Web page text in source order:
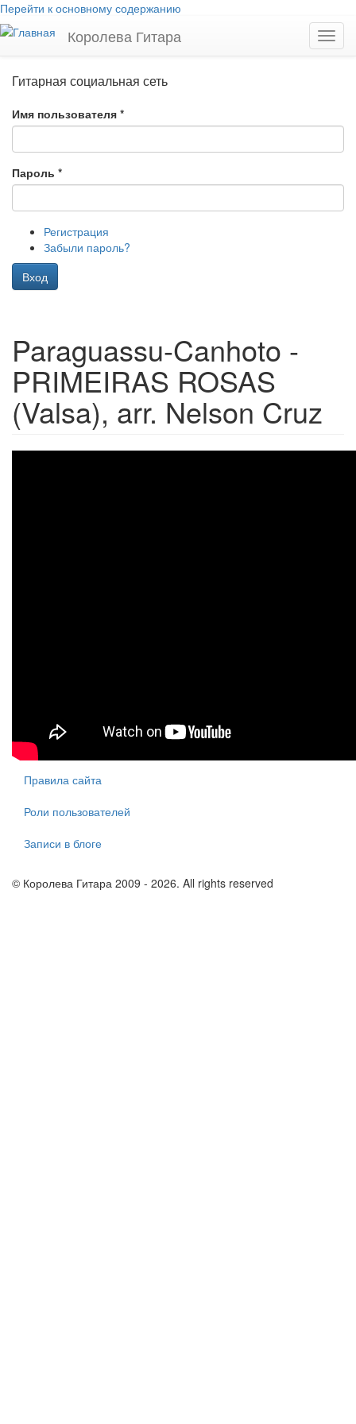
Перейти к основному содержанию
Королева Гитара
Гитарная социальная сеть
Имя пользователя *
Пароль *
Регистрация
Забыли пароль?
Вход
Paraguassu-Canhoto -
PRIMEIRAS ROSAS
(Valsa), arr. Nelson Cruz
Правила сайта
Роли пользователей
Записи в блоге
© Королева Гитара 2009 - 2026. All rights reserved